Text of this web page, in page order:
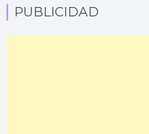
PUBLICIDAD